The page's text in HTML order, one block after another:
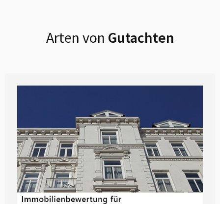
Arten von Gutachten